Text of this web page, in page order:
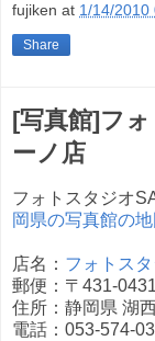
fujiken at 1/14/2010
Share
[写真館]フ
ーノ店
フォトスタジオ
岡県の写真館の
店名： フォトス
郵便：〒431-0431
住所：静岡県 湖
電話：053-574-